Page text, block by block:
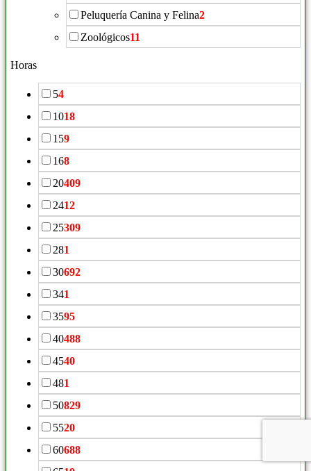
Peluquería Canina y Felina2
Zoológicos11
Horas
54
1018
159
168
20409
2412
25309
281
30692
341
3595
40488
4540
481
50829
5520
60688